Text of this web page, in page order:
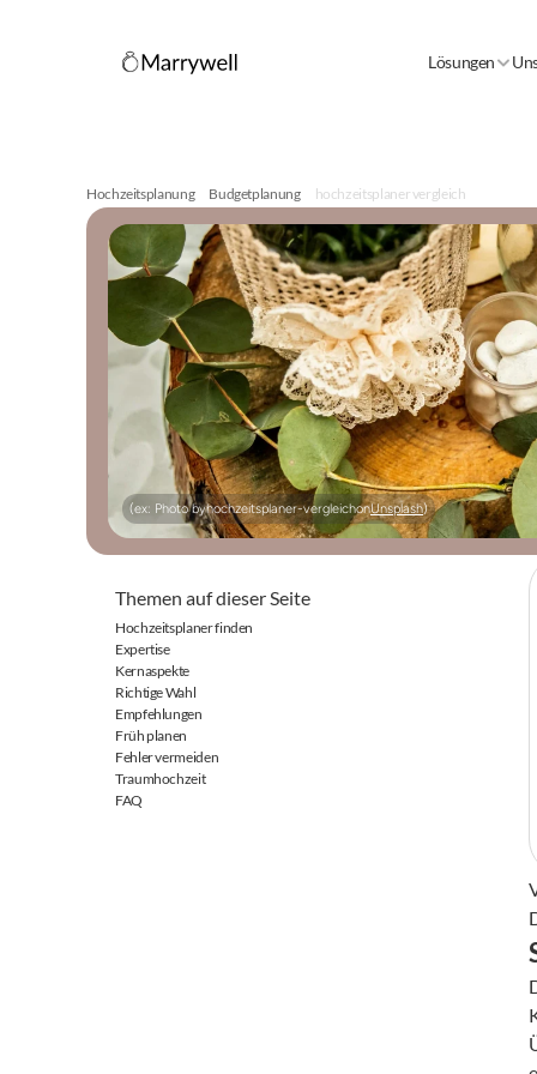
Lösungen
Hochzeitsplanung Budgetplanung hochzeitsplaner vergleich
(ex: Photo byhochzeitsplaner-vergleichonUnsplash)
Themen auf dieser Seite
Hochzeitsplaner finden
Expertise
Kernaspekte
Richtige Wahl
Empfehlungen
Früh planen
Fehler vermeiden
Traumhochzeit
FAQ